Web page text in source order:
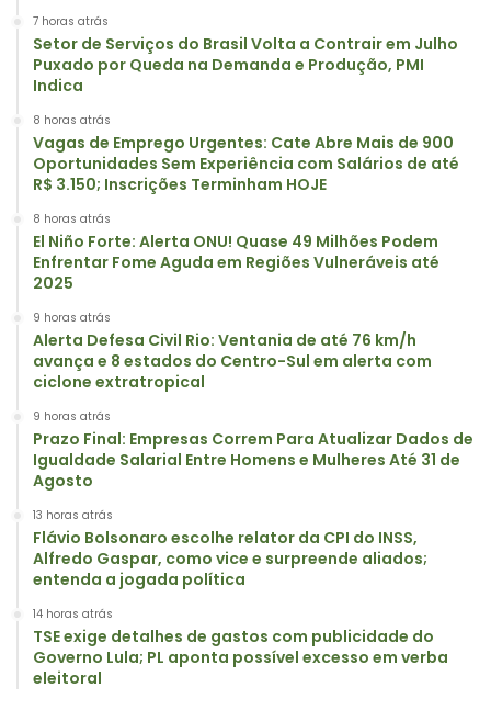
7 horas atrás
Setor de Serviços do Brasil Volta a Contrair em Julho
Puxado por Queda na Demanda e Produção, PMI
Indica
8 horas atrás
Vagas de Emprego Urgentes: Cate Abre Mais de 900
Oportunidades Sem Experiência com Salários de até
R$ 3.150; Inscrições Terminham HOJE
8 horas atrás
El Niño Forte: Alerta ONU! Quase 49 Milhões Podem
Enfrentar Fome Aguda em Regiões Vulneráveis até
2025
9 horas atrás
Alerta Defesa Civil Rio: Ventania de até 76 km/h
avança e 8 estados do Centro-Sul em alerta com
ciclone extratropical
9 horas atrás
Prazo Final: Empresas Correm Para Atualizar Dados de
Igualdade Salarial Entre Homens e Mulheres Até 31 de
Agosto
13 horas atrás
Flávio Bolsonaro escolhe relator da CPI do INSS,
Alfredo Gaspar, como vice e surpreende aliados;
entenda a jogada política
14 horas atrás
TSE exige detalhes de gastos com publicidade do
Governo Lula; PL aponta possível excesso em verba
eleitoral